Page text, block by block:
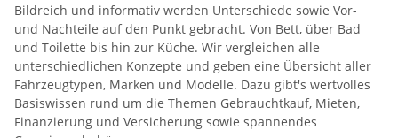
Bildreich und informativ werden Unterschiede sowie Vor-
und Nachteile auf den Punkt gebracht. Von Bett, über Bad
und Toilette bis hin zur Küche. Wir vergleichen alle
unterschiedlichen Konzepte und geben eine Übersicht aller
Fahrzeugtypen, Marken und Modelle. Dazu gibt's wertvolles
Basiswissen rund um die Themen Gebrauchtkauf, Mieten,
Finanzierung und Versicherung sowie spannendes